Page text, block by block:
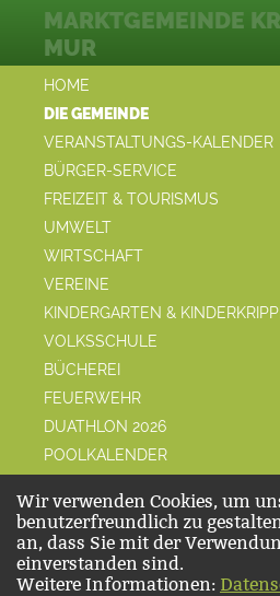
HOME
DIE GEMEINDE
VERANSTALTUNGS-KALENDER
BÜRGER-SERVICE
FREIZEIT & TOURISMUS
UMWELT
WIRTSCHAFT
VEREINE
KINDERGARTEN &
VOLKSSCHULE
BÜCHEREI
FEUERWEHR
DUATHLON 2026
POOLKALENDER
MARKTGEMEINDE
MUR
Wir verwenden Cookies, um
benutzerfreundlich zu
an, dass Sie mit der
einverstanden sind.
Weitere Informationen: